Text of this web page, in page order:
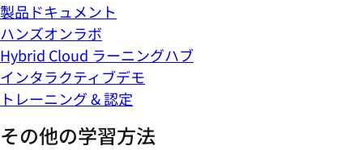
製品ドキュメント
ハンズオンラボ
Hybrid Cloud ラーニングハブ
インタラクティブデモ
トレーニング & 認定
その他の学習方法